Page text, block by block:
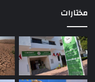
مختارات